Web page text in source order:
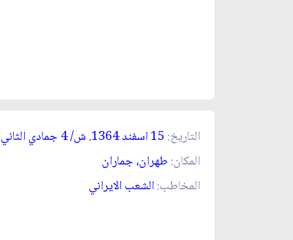
التاريخ:
المكان: طهران، جماران‏
المخاطب:الشعب الايراني‏